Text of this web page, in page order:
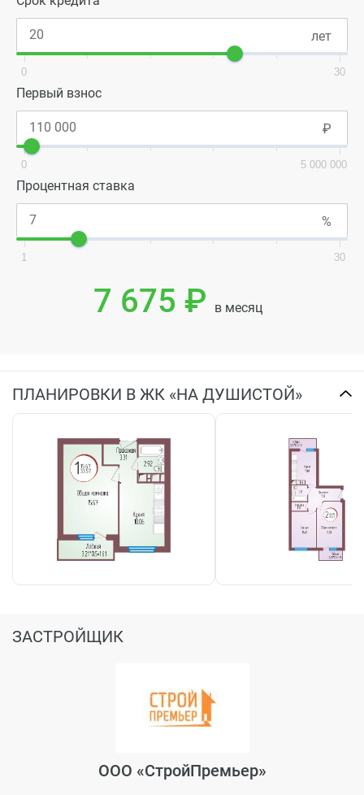
0 30
Первый взнос
0 5 000 000
Процентная ставка
1 30
7 675 ₽ в месяц
ПЛАНИРОВКИ В ЖК «НА ДУШИСТОЙ»
ЗАСТРОЙЩИК
ООО «СтройПремьер»